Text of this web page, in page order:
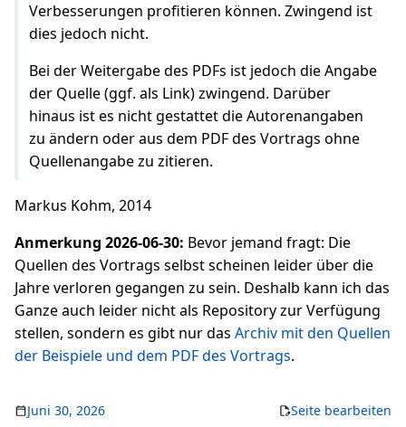
Verbesserungen profitieren können. Zwingend ist
dies jedoch nicht.
Bei der Weitergabe des PDFs ist jedoch die Angabe
der Quelle (ggf. als Link) zwingend. Darüber
hinaus ist es nicht gestattet die Autorenangaben
zu ändern oder aus dem PDF des Vortrags ohne
Quellenangabe zu zitieren.
Markus Kohm, 2014
Anmerkung 2026-06-30: Bevor jemand fragt: Die
Quellen des Vortrags selbst scheinen leider über die
Jahre verloren gegangen zu sein. Deshalb kann ich das
Ganze auch leider nicht als Repository zur Verfügung
stellen, sondern es gibt nur das Archiv mit den Quellen
der Beispiele und dem PDF des Vortrags.
Juni 30, 2026 Seite bearbeiten